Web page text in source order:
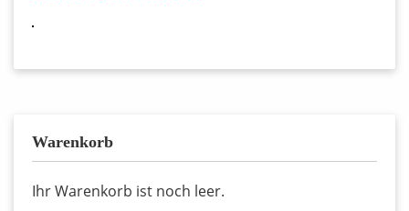
Warenkorb
Ihr Warenkorb ist noch leer.